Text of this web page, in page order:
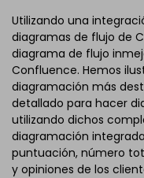
Utilizando una
diagramas de flujo de
diagrama de flujo
Confluence. Hemos
diagramación más
detallado para hacer
utilizando dichos
diagramación
puntuación, número
y opiniones de los